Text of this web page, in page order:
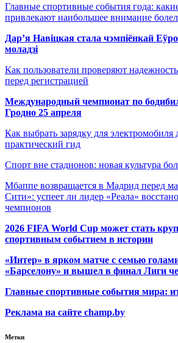
Главные спортивные события года:
привлекают наибольшее внимание
Дар’я Навіцкая стала чэмпіёнкай
моладзі
Как пользователи проверяют
перед регистрацией
Международный чемпионат по
Гродно 25 апреля
Как выбрать зарядку для электромобиля
практический гид
Спорт вне стадионов: новая культура
Мбаппе возвращается в Мадрид перед
Сити»: успеет ли лидер «Реала»
чемпионов
2026 FIFA World Cup может стать
спортивным событием в истории
«Интер» в ярком матче с семью
«Барселону» и вышел в финал Лиги
Главные спортивные события мира:
Реклама на сайте champ.by
Метки